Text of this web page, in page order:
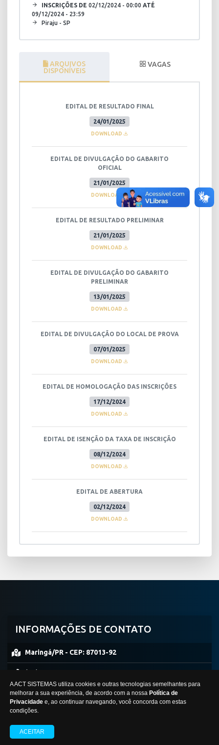
A ACT SISTEMAS utiliza cookies e outras tecnologias semelhantes para
melhorar a sua experiência, de acordo com a nossa Política de
Privacidade e, ao continuar navegando, você concorda com estas
condições.
ACEITAR
INSCRIÇÕES DE 02/12/2024 - 00:00 ATÉ
09/12/2024 - 23:59
Piraju - SP
ARQUIVOS
DISPONÍVEIS
VAGAS
24/01/2025
EDITAL DE RESULTADO FINAL
DOWNLOAD
21/01/2025
EDITAL DE DIVULGAÇÃO DO GABARITO
OFICIAL
DOWNLOAD
21/01/2025
EDITAL DE RESULTADO PRELIMINAR
DOWNLOAD
13/01/2025
EDITAL DE DIVULGAÇÃO DO GABARITO
PRELIMINAR
DOWNLOAD
07/01/2025
EDITAL DE DIVULGAÇÃO DO LOCAL DE PROVA
DOWNLOAD
17/12/2024
EDITAL DE HOMOLOGAÇÃO DAS INSCRIÇÕES
DOWNLOAD
08/12/2024
EDITAL DE ISENÇÃO DA TAXA DE INSCRIÇÃO
DOWNLOAD
02/12/2024
EDITAL DE ABERTURA
DOWNLOAD
INFORMAÇÕES DE CONTATO
Maringá/PR - CEP: 87013-92
(44) 99953-0861
concursosimperio@hotmail.com
Desenvolvido por Gestor Editais © 2012 - 2026